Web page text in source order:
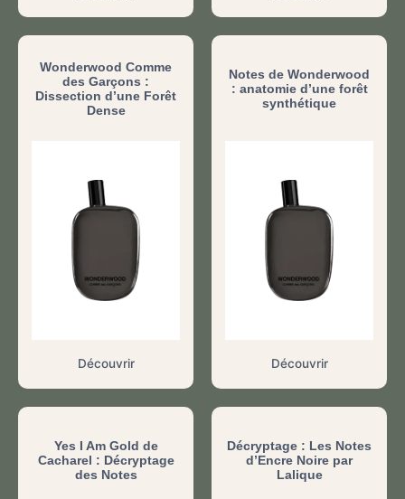
Wonderwood Comme
des Garçons :
Dissection d’une Forêt
Dense
Découvrir
Notes de Wonderwood
: anatomie d’une forêt
synthétique
Découvrir
Yes I Am Gold de
Cacharel : Décryptage
des Notes
Décryptage : Les Notes
d’Encre Noire par
Lalique